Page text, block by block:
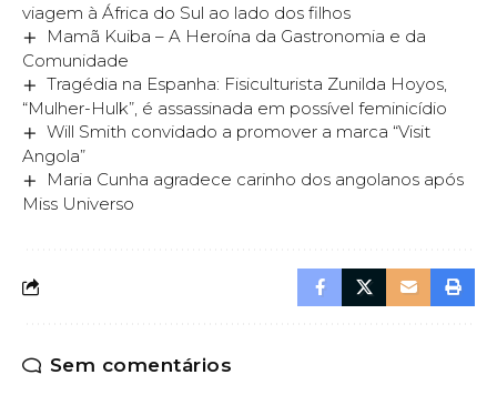
viagem à África do Sul ao lado dos filhos
Mamã Kuiba – A Heroína da Gastronomia e da
Comunidade
Tragédia na Espanha: Fisiculturista Zunilda Hoyos,
“Mulher-Hulk”, é assassinada em possível feminicídio
Will Smith convidado a promover a marca “Visit
Angola”
Maria Cunha agradece carinho dos angolanos após
Miss Universo
Sem comentários